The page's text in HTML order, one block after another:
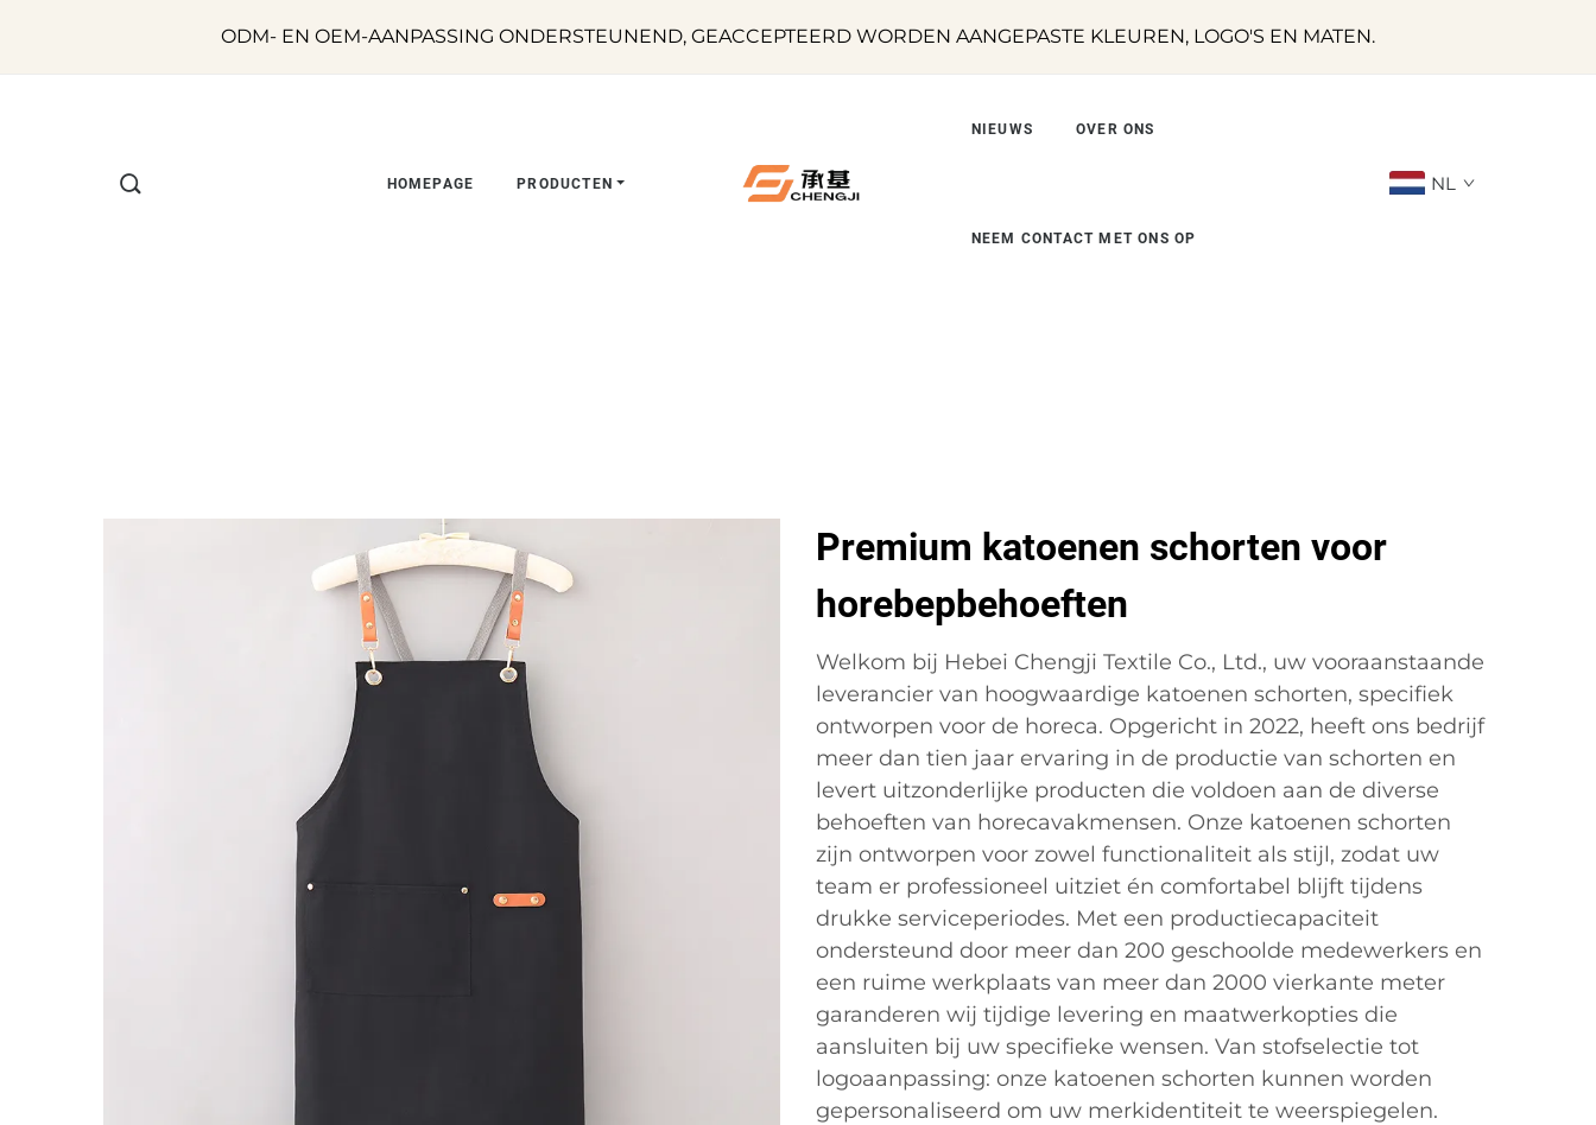
ODM- EN OEM-AANPASSING ONDERSTEUNEND, GEACCEPTEERD WORDEN AANGEPASTE KLEUREN, LOGO'S EN MATEN.
HOMEPAGE PRODUCTEN
NIEUWS OVER ONS
NEEM CONTACT MET ONS OP
NL
Premium katoenen schorten voor
horebepbehoeften
Welkom bij Hebei Chengji Textile Co., Ltd., uw vooraanstaande
leverancier van hoogwaardige katoenen schorten, specifiek
ontworpen voor de horeca. Opgericht in 2022, heeft ons bedrijf
meer dan tien jaar ervaring in de productie van schorten en
levert uitzonderlijke producten die voldoen aan de diverse
behoeften van horecavakmensen. Onze katoenen schorten
zijn ontworpen voor zowel functionaliteit als stijl, zodat uw
team er professioneel uitziet én comfortabel blijft tijdens
drukke serviceperiodes. Met een productiecapaciteit
ondersteund door meer dan 200 geschoolde medewerkers en
een ruime werkplaats van meer dan 2000 vierkante meter
garanderen wij tijdige levering en maatwerkopties die
aansluiten bij uw specifieke wensen. Van stofselectie tot
logoaanpassing: onze katoenen schorten kunnen worden
gepersonaliseerd om uw merkidentiteit te weerspiegelen.